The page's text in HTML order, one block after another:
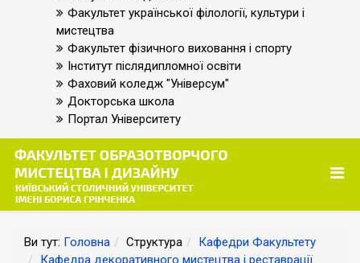
Факультет української філології, культури і
мистецтва
Факультет фізичного виховання і спорту
Інститут післядипломної освіти
Фаховий коледж "Універсум"
Докторська школа
Портал Університету
Ви тут: Головна Структура
Кафедри Факультету
Кафедра декоративного мистецтва і реставрації